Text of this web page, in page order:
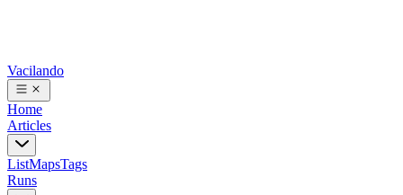
Vacilando
Home
Articles
ListMapsTags
Runs